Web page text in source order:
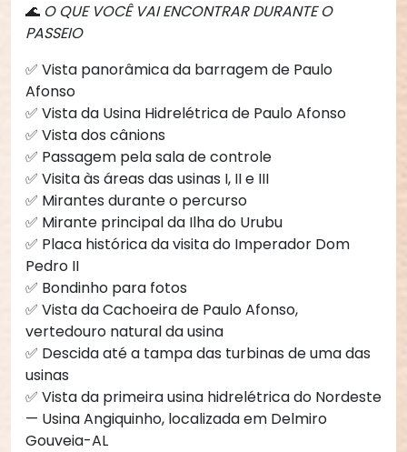
🌊 O QUE VOCÊ VAI ENCONTRAR DURANTE O
PASSEIO
✅ Vista panorâmica da barragem de Paulo
Afonso
✅ Vista da Usina Hidrelétrica de Paulo Afonso
✅ Vista dos cânions
✅ Passagem pela sala de controle
✅ Visita às áreas das usinas I, II e III
✅ Mirantes durante o percurso
✅ Mirante principal da Ilha do Urubu
✅ Placa histórica da visita do Imperador Dom
Pedro II
✅ Bondinho para fotos
✅ Vista da Cachoeira de Paulo Afonso,
vertedouro natural da usina
✅ Descida até a tampa das turbinas de uma das
usinas
✅ Vista da primeira usina hidrelétrica do Nordeste
— Usina Angiquinho, localizada em Delmiro
Gouveia-AL